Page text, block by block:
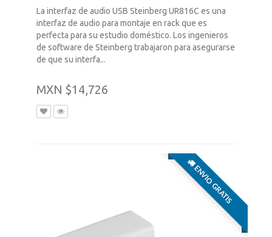
La interfaz de audio USB Steinberg UR816C es una
interfaz de audio para montaje en rack que es
perfecta para su estudio doméstico. Los ingenieros
de software de Steinberg trabajaron para asegurarse
de que su interfa...
MXN $14,726
ENVIO GRATIS